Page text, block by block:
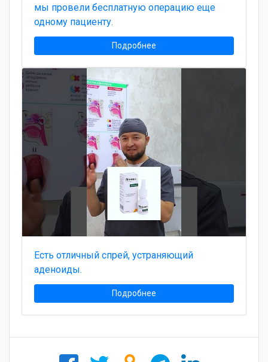
мы провели бесплатную операцию еще
одному пациенту.
Подробнее
Есть отличный спрей, устраняющий
аденоиды.
Подробнее